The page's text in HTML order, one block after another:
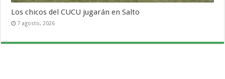
Los chicos del CUCU jugarán en Salto
7 agosto, 2026